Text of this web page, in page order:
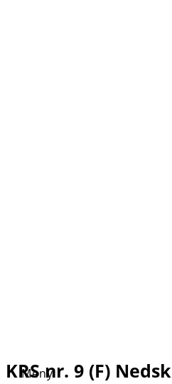
KRS nr. 9 (F)